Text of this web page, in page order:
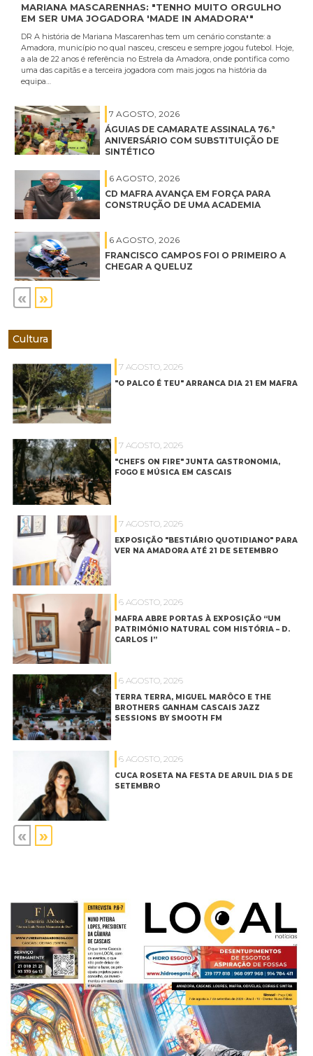
MARIANA MASCARENHAS: "TENHO MUITO ORGULHO
EM SER UMA JOGADORA 'MADE IN AMADORA'"
DR A história de Mariana Mascarenhas tem um cenário constante: a
Amadora, município no qual nasceu, cresceu e sempre jogou futebol. Hoje,
a ala de 22 anos é referência no Estrela da Amadora, onde pontifica como
uma das capitãs e a terceira jogadora com mais jogos na história da
equipa…
7 AGOSTO, 2026
ÁGUIAS DE CAMARATE ASSINALA 76.ª
ANIVERSÁRIO COM SUBSTITUIÇÃO DE
SINTÉTICO
6 AGOSTO, 2026
CD MAFRA AVANÇA EM FORÇA PARA
CONSTRUÇÃO DE UMA ACADEMIA
6 AGOSTO, 2026
FRANCISCO CAMPOS FOI O PRIMEIRO A
CHEGAR A QUELUZ
« »
Cultura
7 AGOSTO, 2026
"O PALCO É TEU" ARRANCA DIA 21 EM MAFRA
7 AGOSTO, 2026
"CHEFS ON FIRE" JUNTA GASTRONOMIA,
FOGO E MÚSICA EM CASCAIS
7 AGOSTO, 2026
EXPOSIÇÃO "BESTIÁRIO QUOTIDIANO" PARA
VER NA AMADORA ATÉ 21 DE SETEMBRO
6 AGOSTO, 2026
MAFRA ABRE PORTAS À EXPOSIÇÃO “UM
PATRIMÓNIO NATURAL COM HISTÓRIA – D.
CARLOS I”
6 AGOSTO, 2026
TERRA TERRA, MIGUEL MARÔCO E THE
BROTHERS GANHAM CASCAIS JAZZ
SESSIONS BY SMOOTH FM
6 AGOSTO, 2026
CUCA ROSETA NA FESTA DE ARUIL DIA 5 DE
SETEMBRO
« »